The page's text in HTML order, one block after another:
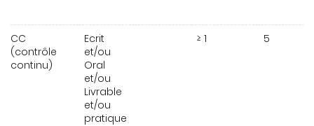
CC
(contrôle
continu)
Ecrit
et/ou
Oral
et/ou
Livrable
et/ou
pratique
≥ 1 5